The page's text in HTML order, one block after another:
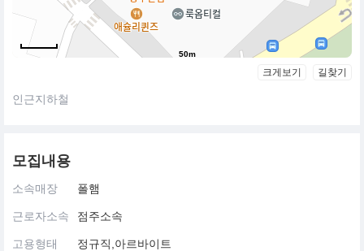
50m
크게보기 길찾기
인근지하철
모집내용
소속매장 폴햄
근로자소속 점주소속
고용형태 정규직,아르바이트